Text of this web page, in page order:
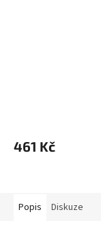
461 Kč
Popis Diskuze